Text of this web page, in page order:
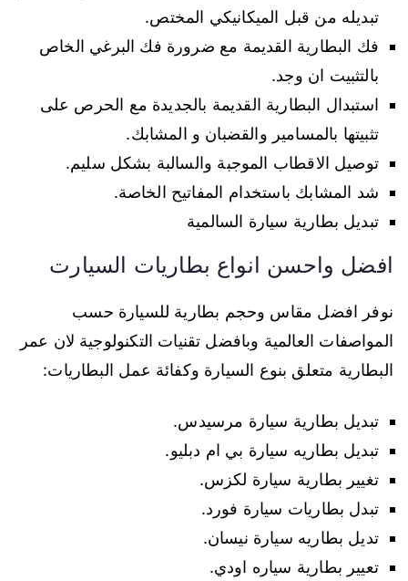
تبديله من قبل الميكانيكي المختص.
فك البطارية القديمة مع ضرورة فك البرغي الخاص
بالتثبيت ان وجد.
استبدال البطارية القديمة بالجديدة مع الحرص على
تثبيتها بالمسامير والقضبان و المشابك.
توصيل الاقطاب الموجبة والسالبة بشكل سليم.
شد المشابك باستخدام المفاتيح الخاصة.
تبديل بطارية سيارة السالمية
افضل واحسن انواع بطاريات السيارت
نوفر افضل مقاس وحجم بطارية للسيارة حسب
المواصفات العالمية وبافضل تقنيات التكنولوجية لان عمر
البطارية متعلق بنوع السيارة وكفائة عمل البطاريات:
تبديل بطارية سيارة مرسيدس.
تبديل بطاريه سيارة بي ام دبليو.
تغيير بطارية سيارة لكزس.
تبدل بطاريات سيارة فورد.
تديل بطاريه سيارة نيسان.
تعيير بطارية سياره اودي.